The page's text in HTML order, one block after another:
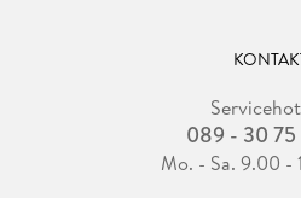
089 - 30
Mo. - Sa. 9.00 -